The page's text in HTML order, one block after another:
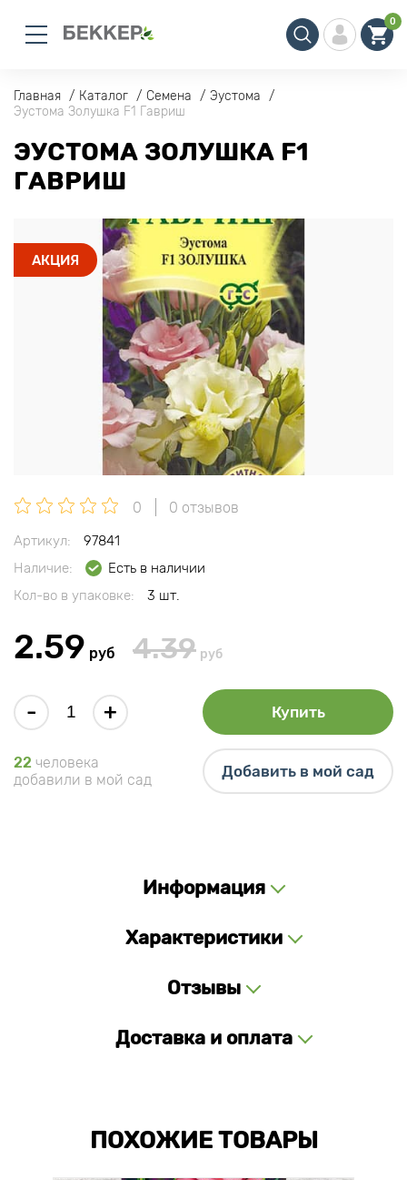
0
Главная Каталог Семена
Эустома
Эустома Золушка F1 Гавриш
ЭУСТОМА ЗОЛУШКА F1
ГАВРИШ
АКЦИЯ
0 0 отзывов
Артикул:
97841
Наличие:
Есть в наличии
Кол-во в упаковке:
3 шт.
2.59 руб 4.39 руб
- + Купить
22 человека
добавили в мой сад
Добавить в мой сад
Информация
Характеристики
Отзывы
Доставка и оплата
ПОХОЖИЕ ТОВАРЫ